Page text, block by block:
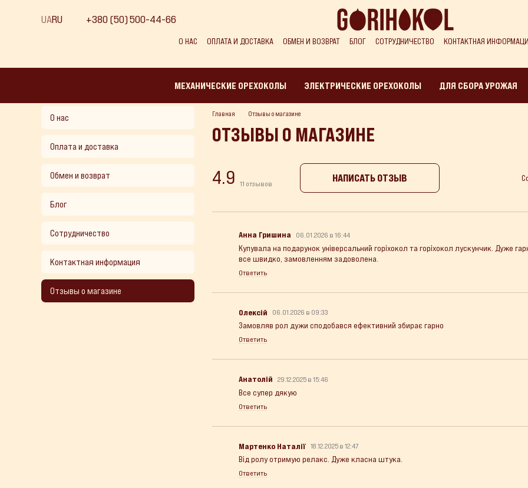
UARU +380 (50) 500-44-66
О НАС ОПЛАТА И ДОСТАВКА ОБМЕН И ВОЗВРАТ БЛОГ СОТРУДНИЧЕСТВО КОНТАКТНАЯ
МЕХАНИЧЕСКИЕ ОРЕХОКОЛЫ ЭЛЕКТРИЧЕСКИЕ ОРЕХОКОЛЫ ДЛЯ СБОРА УРОЖАЯ
Главная Отзывы о магазине
ОТЗЫВЫ О МАГАЗИНЕ
4.9
11 отзывов НАПИСАТЬ ОТЗЫВ
Анна Гришина 06.01.2026 в 16:44
Купувала на подарунок універсальний горіхокол та горіхокол лускунчик. Дуже
все швидко, замовленням задоволена.
Ответить
Олексій 06.01.2026 в 09:33
Замовляв рол дужи сподобався ефективний збирає гарно
Ответить
Анатолій 29.12.2025 в 15:46
Все супер дякую
Ответить
Мартенко Наталії 18.12.2025 в 12:47
Від ролу отримую релакс. Дуже класна штука.
Ответить
О нас
Оплата и доставка
Обмен и возврат
Блог
Сотрудничество
Контактная информация
Отзывы о магазине